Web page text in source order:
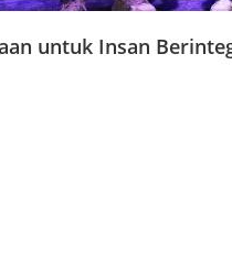
untuk Insan